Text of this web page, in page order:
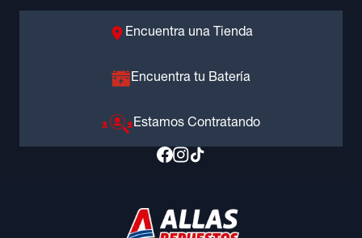
Encuentra una Tienda
Encuentra tu Batería
Estamos Contratando